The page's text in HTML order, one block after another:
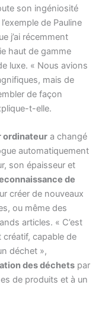
son ingéniosité
de Pauline
j’ai récemment
haut de gamme
luxe. « Nous avions
mais de
de façon
t-elle.
ordinateur a changé
automatiquement
son épaisseur et
de
créer de nouveaux
ou même des
articles. « C’est
créatif, capable de
déchet »,
des déchets par
de produits et à un